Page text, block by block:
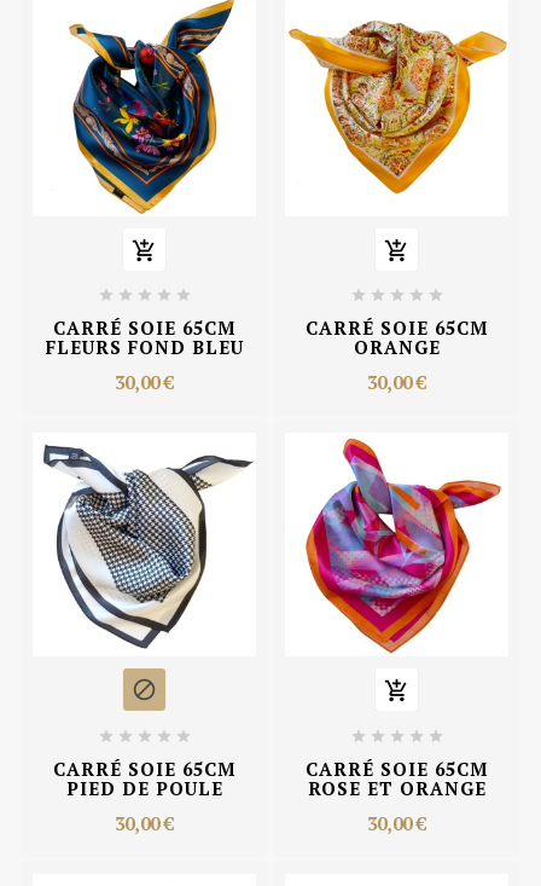

    
CARRÉ SOIE 65CM
FLEURS FOND BLEU
30,00 €

    
CARRÉ SOIE 65CM
ORANGE
30,00 €

    
CARRÉ SOIE 65CM
PIED DE POULE
30,00 €

    
CARRÉ SOIE 65CM
ROSE ET ORANGE
30,00 €